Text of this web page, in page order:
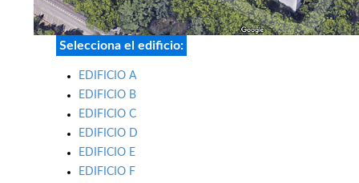
Selecciona el edificio:
EDIFICIO A
EDIFICIO B
EDIFICIO C
EDIFICIO D
EDIFICIO E
EDIFICIO F